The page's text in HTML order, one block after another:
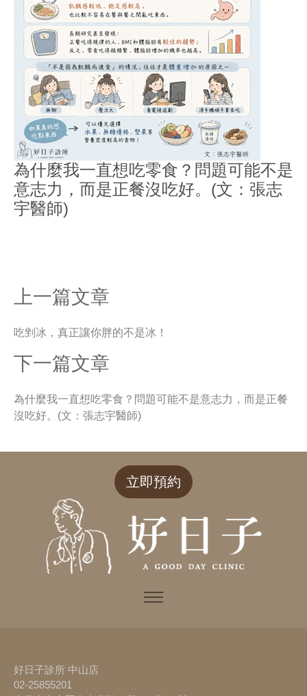
為什麼我一直想吃零食？問題可能不是
意志力，而是正餐沒吃好。(文：張志
宇醫師)
上一篇文章
吃剉冰，真正讓你胖的不是冰！
下一篇文章
為什麼我一直想吃零食？問題可能不是意志力，而是正餐
沒吃好。(文：張志宇醫師)
立即預約
好日子診所 中山店
02-25855201